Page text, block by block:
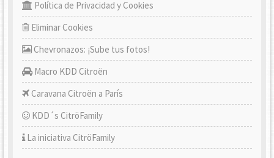
Política de Privacidad y Cookies
Eliminar Cookies
Chevronazos: ¡Sube tus fotos!
Macro KDD Citroën
Caravana Citroën a París
KDD´s CitröFamily
La iniciativa CitröFamily